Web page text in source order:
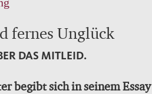
fernes Unglück
DAS MITLEID.
begibt sich in seinem